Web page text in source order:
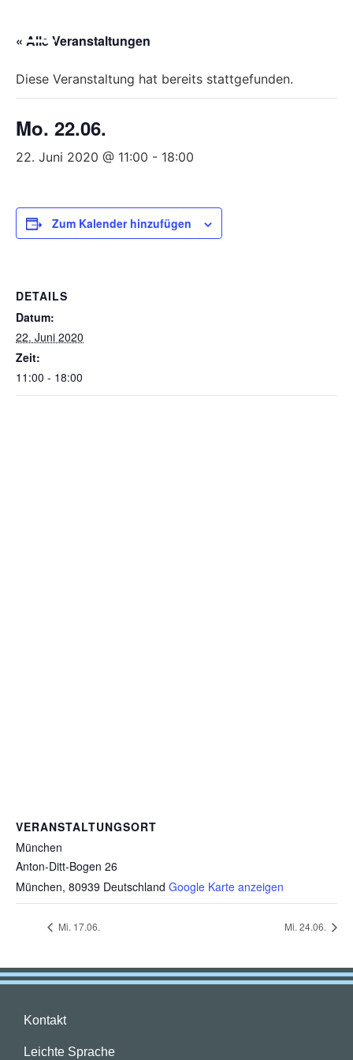
Sie,
diese
ein
verwendet.
« Alle Veranstaltungen
Diese Veranstaltung hat bereits stattgefunden.
Mo. 22.06.
22. Juni 2020 @ 11:00 - 18:00
Zum Kalender hinzufügen
DETAILS
Datum:
22. Juni 2020
Zeit:
11:00 - 18:00
VERANSTALTUNGSORT
München
Anton-Ditt-Bogen 26
München, 80939 Deutschland Google Karte anzeigen
Mi. 17.06. Mi. 24.06.
Kontakt
Leichte Sprache